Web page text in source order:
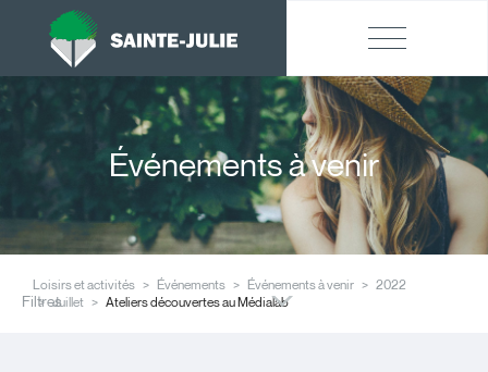
Événements à venir
Loisirs et activités Événements Événements à venir
2022
Juillet
Ateliers découvertes au Médialab
Filtres